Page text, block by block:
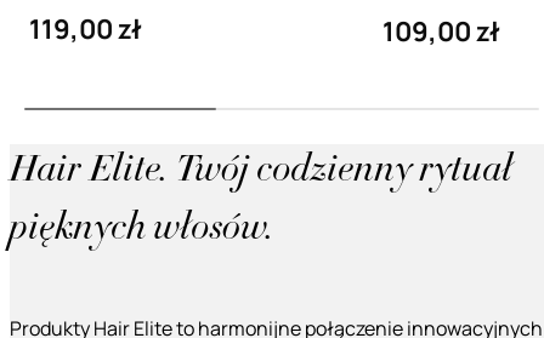
119,00 zł 109,00 zł
Hair Elite. Twój codzienny rytuał
pięknych włosów.
Produkty Hair Elite to harmonijne połączenie innowacyjnych